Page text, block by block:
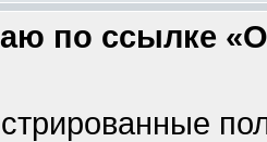
по ссылке